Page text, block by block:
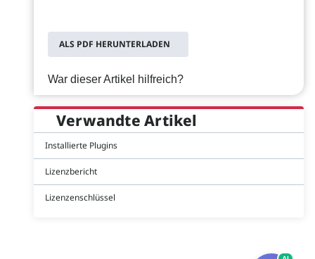
ALS PDF HERUNTERLADEN
War dieser Artikel hilfreich?
Verwandte Artikel
Installierte Plugins
Lizenzbericht
Lizenzenschlüssel